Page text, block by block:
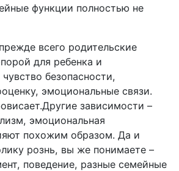
функции полностью не
всего родительские
для ребенка и
безопасности,
эмоциональные связи.
зависимости –
эмоциональная
похожим образом. Да и
рознь, вы же понимаете –
поведение, разные семейные